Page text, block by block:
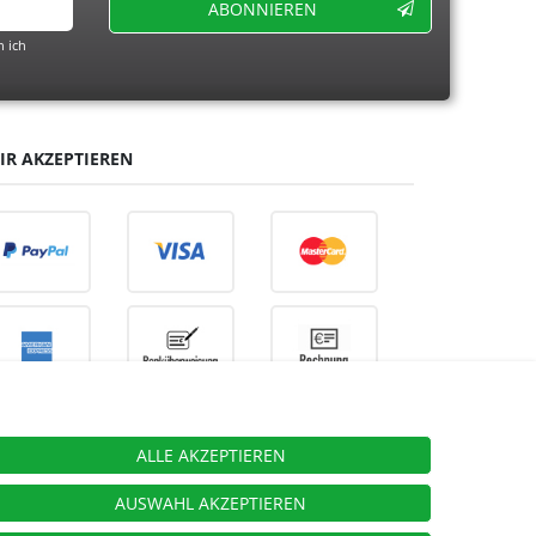
ALLE AKZEPTIEREN
AUSWAHL AKZEPTIEREN
ich
ABONNIEREN
AKZEPTIEREN